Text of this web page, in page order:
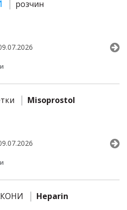
розчин
Misoprostol
Heparin